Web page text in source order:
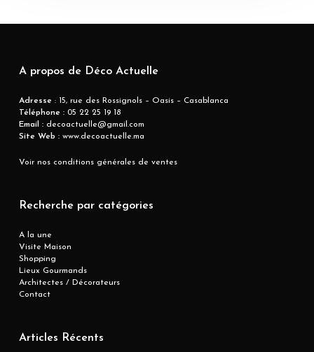
A propos de Déco Actuelle
Adresse : 15, rue des Rossignols – Oasis – Casablanca
Téléphone :05 22 25 19 18
Email :decoactuelle@gmail.com
Site Web :www.decoactuelle.ma
Voir nos conditions générales de ventes
Recherche par catégories
A la une
Visite Maison
Shopping
Lieux Gourmands
Architectes / Décorateurs
Contact
Articles Récents